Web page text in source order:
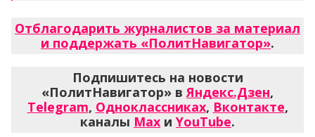
Отблагодарить журналистов за материал
и поддержать «ПолитНавигатор».
Подпишитесь на новости
«ПолитНавигатор» вЯндекс.Дзен,
Telegram, Одноклассниках, Вконтакте,
каналы Max и YouTube.